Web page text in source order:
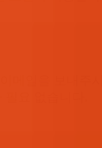
이메일을 보내주
요 없습니다.